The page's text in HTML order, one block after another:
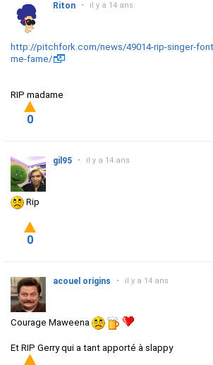
Riton • il y a 14 ans
http://pitchfork.com/news/49014-rip-singer-
me-fame/
RIP madame
0
gil95 • il y a 14 ans
Rip
0
acouel origins • il y a 14 ans
Courage Maweena
Et RIP Gerry qui a tant apporté à slappy